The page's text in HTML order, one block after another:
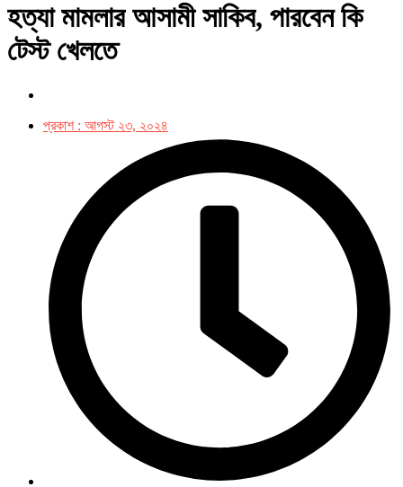
হত্যা মামলার আসামী সাকিব, পারবেন কি
টেস্ট খেলতে
প্রকাশ : আগস্ট ২৩, ২০২৪